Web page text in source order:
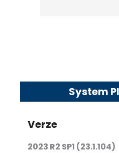
System
Verze
2023 R2 SP1 (23.1.104)